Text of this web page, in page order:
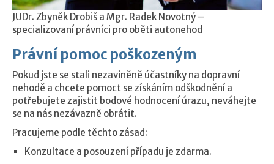
JUDr. Zbyněk Drobiš a Mgr. Radek Novotný –
specializovaní právníci pro oběti autonehod
Právní pomoc poškozeným
Pokud jste se stali nezaviněně účastníky na dopravní
nehodě a chcete pomoct se získáním odškodnění a
potřebujete zajistit bodové hodnocení úrazu, neváhejte
se na nás nezávazně obrátit.
Pracujeme podle těchto zásad:
Konzultace a posouzení případu je zdarma.